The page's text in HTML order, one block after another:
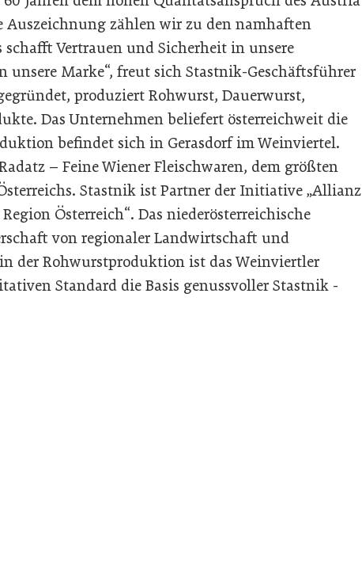
Auszeichnung zählen wir zu den namhaften
Vertrauen und Sicherheit in unsere
Marke“, freut sich Stastnik-Geschäftsführer
produziert Rohwurst, Dauerwurst,
Das Unternehmen beliefert österreichweit die
befindet sich in Gerasdorf im Weinviertel.
– Feine Wiener Fleischwaren, dem größten
Stastnik ist Partner der Initiative „Allianz
Österreich“. Das niederösterreichische
von regionaler Landwirtschaft und
der Rohwurstproduktion ist das Weinviertler
Standard die Basis genussvoller Stastnik -